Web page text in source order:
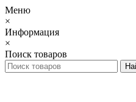
Меню
×
Информация
×
Поиск товаров